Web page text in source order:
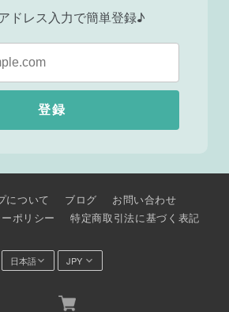
ドレス入力で簡単登録♪
登録
について ブログ
お問い合わせ
ポリシー 特定商取引法に基づく表記